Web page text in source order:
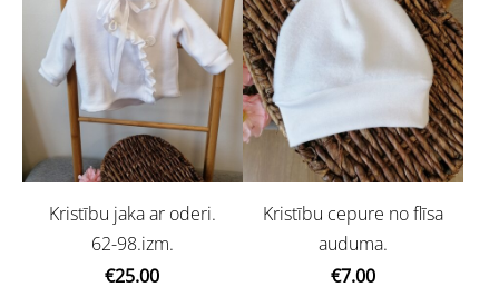
Kristību jaka ar oderi.
62-98.izm.
€25.00
Kristību cepure no flīsa
auduma.
€7.00